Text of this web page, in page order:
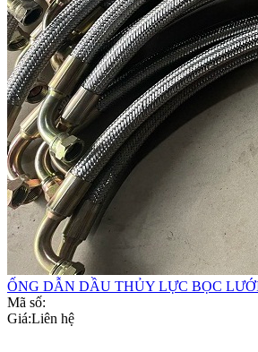
ỐNG DẪN DẦU THỦY LỰC BỌC
Mã số:
Giá:Liên hệ